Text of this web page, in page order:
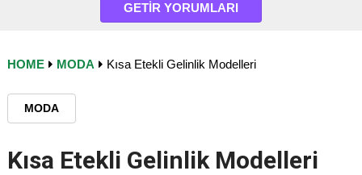
GETIR YORUMLARI
HOME MODA Kısa Etekli Gelinlik Modelleri
MODA
Kısa Etekli Gelinlik Modelleri